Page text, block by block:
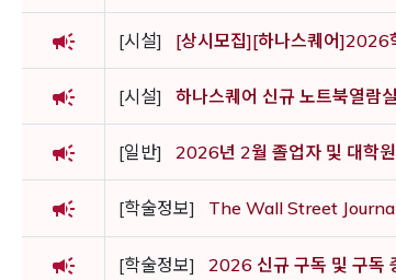
campaign [시설] [상시모집][하나스퀘어]2026
campaign [시설] 하나스퀘어 신규 노트북열람
campaign [일반] 2026년 2월 졸업자 및 대학
campaign [학술정보] The Wall Street Journal
campaign [학술정보] 2026 신규 구독 및 구독